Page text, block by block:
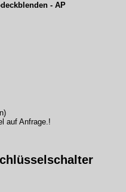
- AP
auf Anfrage.!